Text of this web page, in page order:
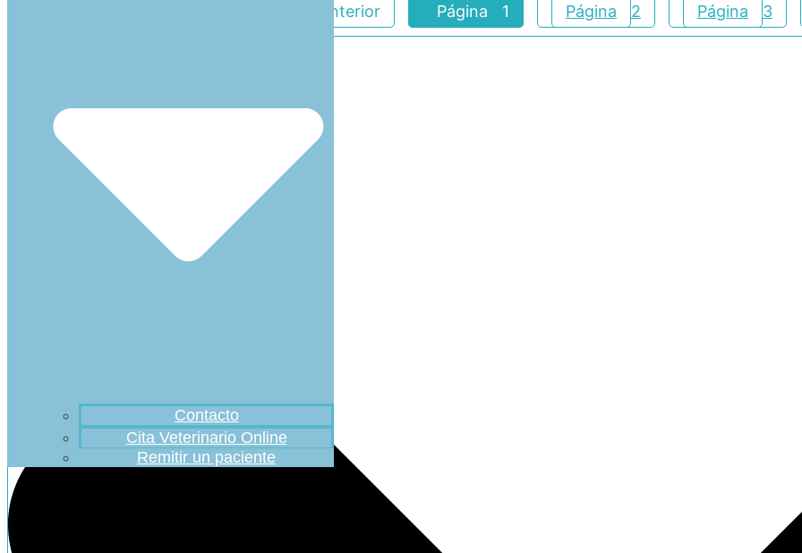
Contacto
Cita Veterinario Online
Remitir un paciente
Anterior Página 1 Página 2 Página 3